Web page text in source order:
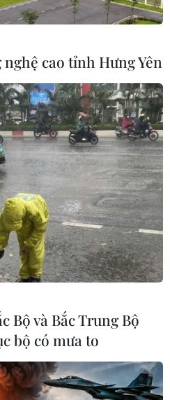
ứng trái chiều sau
Đông
Đông kết thúc, Palestine
tuyên bố chung hội nghị,
nhấn mạnh hội
cao tỉnh Hưng Yên
Bộ và Bắc Trung Bộ
bộ có mưa to